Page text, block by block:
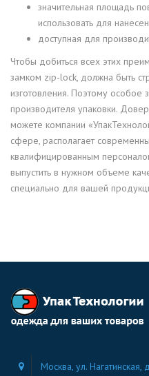
значительная площадь
использовать для
доступная для
Чтобы добиться всех этих
замком zip-lock, должна быть
изготовления. Поэтому особое
производителя упаковки.
можете компании
сфере, располагает
квалифицированным
выпустить в нужном объеме
специально для вашей
Москва, ул. Нагатинская,